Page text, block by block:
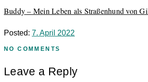
Buddy – Mein Leben als Straßenhund von
Posted: 7. April 2022
NO COMMENTS
Leave a Reply